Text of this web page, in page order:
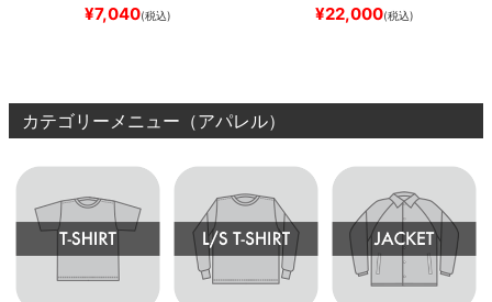
ブランク（DSM）
ード スケボー
¥7,040(税込)
REW REYNOLDS 933
BROWN/BLACKスケート
¥22,000(税込)
カテゴリーメニュー（アパレル）